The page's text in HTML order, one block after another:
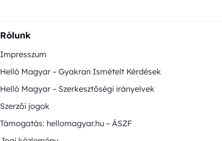
Rólunk
Impresszum
Helló Magyar – Gyakran Ismételt Kérdések
Helló Magyar – Szerkesztőségi irányelvek
Szerzői jogok
Támogatás: hellomagyar.hu – ÁSZF